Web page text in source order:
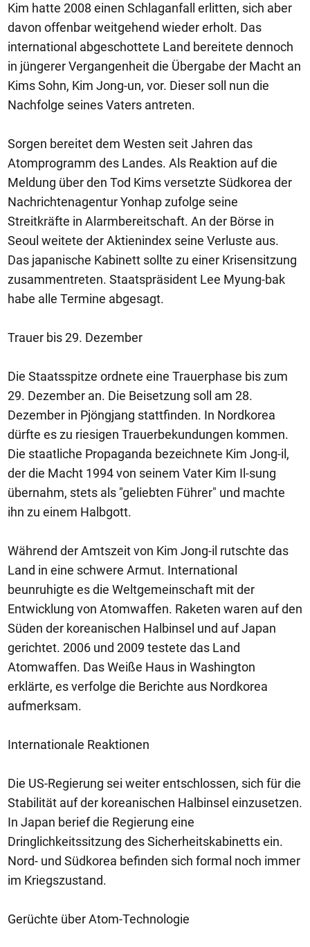
Kim hatte 2008 einen Schlaganfall erlitten, sich aber
davon offenbar weitgehend wieder erholt. Das
international abgeschottete Land bereitete dennoch
in jüngerer Vergangenheit die Übergabe der Macht an
Kims Sohn, Kim Jong-un, vor. Dieser soll nun die
Nachfolge seines Vaters antreten.
Sorgen bereitet dem Westen seit Jahren das
Atomprogramm des Landes. Als Reaktion auf die
Meldung über den Tod Kims versetzte Südkorea der
Nachrichtenagentur Yonhap zufolge seine
Streitkräfte in Alarmbereitschaft. An der Börse in
Seoul weitete der Aktienindex seine Verluste aus.
Das japanische Kabinett sollte zu einer Krisensitzung
zusammentreten. Staatspräsident Lee Myung-bak
habe alle Termine abgesagt.
Trauer bis 29. Dezember
Die Staatsspitze ordnete eine Trauerphase bis zum
29. Dezember an. Die Beisetzung soll am 28.
Dezember in Pjöngjang stattfinden. In Nordkorea
dürfte es zu riesigen Trauerbekundungen kommen.
Die staatliche Propaganda bezeichnete Kim Jong-il,
der die Macht 1994 von seinem Vater Kim Il-sung
übernahm, stets als "geliebten Führer" und machte
ihn zu einem Halbgott.
Während der Amtszeit von Kim Jong-il rutschte das
Land in eine schwere Armut. International
beunruhigte es die Weltgemeinschaft mit der
Entwicklung von Atomwaffen. Raketen waren auf den
Süden der koreanischen Halbinsel und auf Japan
gerichtet. 2006 und 2009 testete das Land
Atomwaffen. Das Weiße Haus in Washington
erklärte, es verfolge die Berichte aus Nordkorea
aufmerksam.
Internationale Reaktionen
Die US-Regierung sei weiter entschlossen, sich für die
Stabilität auf der koreanischen Halbinsel einzusetzen.
In Japan berief die Regierung eine
Dringlichkeitssitzung des Sicherheitskabinetts ein.
Nord- und Südkorea befinden sich formal noch immer
im Kriegszustand.
Gerüchte über Atom-Technologie